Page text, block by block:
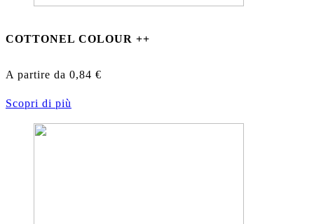
COTTONEL COLOUR ++
A partire da 0,84 €
Scopri di più